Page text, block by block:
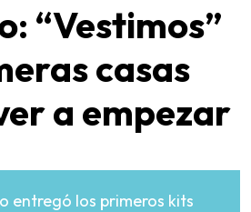
“Vestimos”
casas
a empezar
entregó los primeros kits